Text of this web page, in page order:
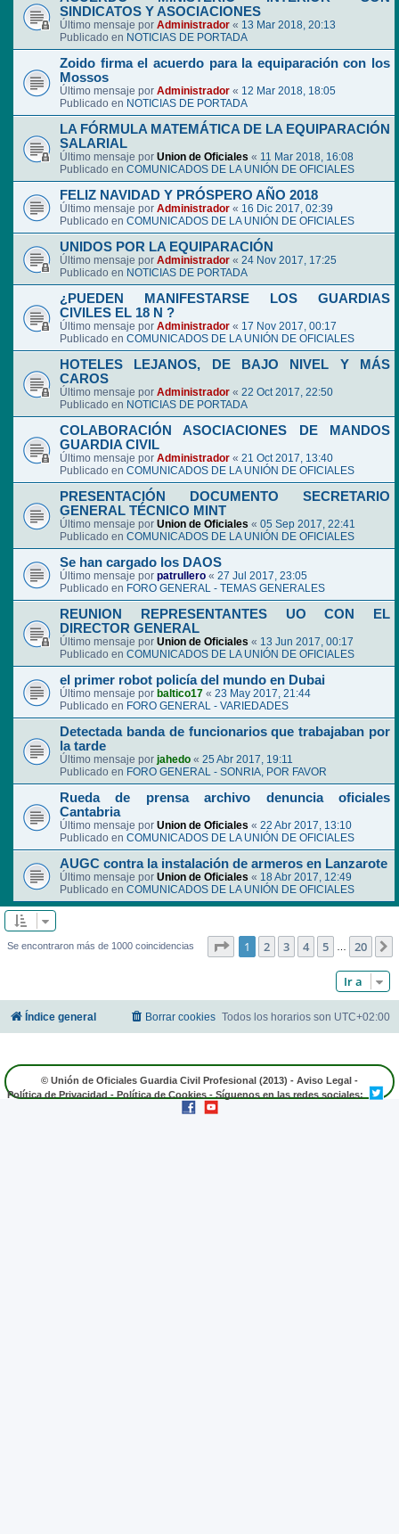
SINDICATOS Y ASOCIACIONES
Último mensaje por Administrador « 13 Mar 2018, 20:13
Publicado en NOTICIAS DE PORTADA
Zoido firma el acuerdo para la equiparación con los
Mossos
Último mensaje por Administrador « 12 Mar 2018, 18:05
Publicado en NOTICIAS DE PORTADA
LA FÓRMULA MATEMÁTICA DE LA EQUIPARACIÓN
SALARIAL
Último mensaje por Union de Oficiales « 11 Mar 2018, 16:08
Publicado en COMUNICADOS DE LA UNIÓN DE OFICIALES
FELIZ NAVIDAD Y PRÓSPERO AÑO 2018
Último mensaje por Administrador « 16 Dic 2017, 02:39
Publicado en COMUNICADOS DE LA UNIÓN DE OFICIALES
UNIDOS POR LA EQUIPARACIÓN
Último mensaje por Administrador « 24 Nov 2017, 17:25
Publicado en NOTICIAS DE PORTADA
¿PUEDEN MANIFESTARSE LOS GUARDIAS
CIVILES EL 18 N ?
Último mensaje por Administrador « 17 Nov 2017, 00:17
Publicado en COMUNICADOS DE LA UNIÓN DE OFICIALES
HOTELES LEJANOS, DE BAJO NIVEL Y MÁS
CAROS
Último mensaje por Administrador « 22 Oct 2017, 22:50
Publicado en NOTICIAS DE PORTADA
COLABORACIÓN ASOCIACIONES DE MANDOS
GUARDIA CIVIL
Último mensaje por Administrador « 21 Oct 2017, 13:40
Publicado en COMUNICADOS DE LA UNIÓN DE OFICIALES
PRESENTACIÓN DOCUMENTO SECRETARIO
GENERAL TÉCNICO MINT
Último mensaje por Union de Oficiales « 05 Sep 2017, 22:41
Publicado en COMUNICADOS DE LA UNIÓN DE OFICIALES
Se han cargado los DAOS
Último mensaje por patrullero « 27 Jul 2017, 23:05
Publicado en FORO GENERAL - TEMAS GENERALES
REUNION REPRESENTANTES UO CON EL
DIRECTOR GENERAL
Último mensaje por Union de Oficiales « 13 Jun 2017, 00:17
Publicado en COMUNICADOS DE LA UNIÓN DE OFICIALES
el primer robot policía del mundo en Dubai
Último mensaje por baltico17 « 23 May 2017, 21:44
Publicado en FORO GENERAL - VARIEDADES
Detectada banda de funcionarios que trabajaban por
la tarde
Último mensaje por jahedo « 25 Abr 2017, 19:11
Publicado en FORO GENERAL - SONRIA, POR FAVOR
Rueda de prensa archivo denuncia oficiales
Cantabria
Último mensaje por Union de Oficiales « 22 Abr 2017, 13:10
Publicado en COMUNICADOS DE LA UNIÓN DE OFICIALES
AUGC contra la instalación de armeros en Lanzarote
Último mensaje por Union de Oficiales « 18 Abr 2017, 12:49
Publicado en COMUNICADOS DE LA UNIÓN DE OFICIALES
Se encontraron más de 1000 coincidencias Página de 20
1 2 3 4 5 … 20
Ir a
Índice general Todos los horarios son UTC+02:00
Borrar cookies
© Unión de Oficiales Guardia Civil Profesional (2013) - Aviso Legal -
Política de Privacidad-Política de Cookies- Síguenos en las redes sociales: